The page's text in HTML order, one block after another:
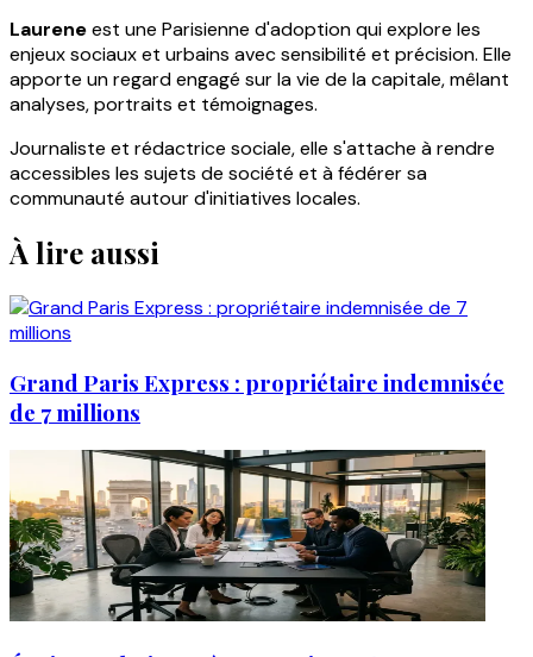
Laureneest une Parisienne d'adoption qui explore les
enjeux sociaux et urbains avec sensibilité et précision. Elle
apporte un regard engagé sur la vie de la capitale, mêlant
analyses, portraits et témoignages.
Journaliste et rédactrice sociale, elle s'attache à rendre
accessibles les sujets de société et à fédérer sa
communauté autour d'initiatives locales.
À lire aussi
Grand Paris Express : propriétaire indemnisée
de 7 millions